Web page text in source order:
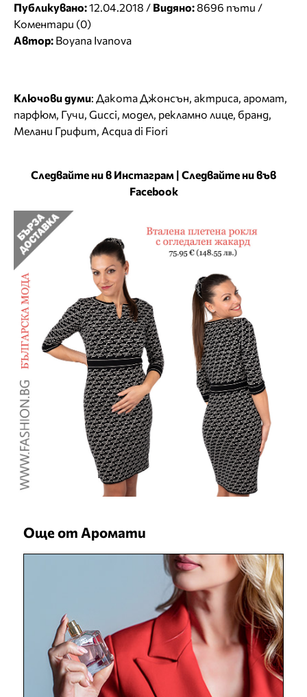
Публикувано:12.04.2018 / Видяно:8696 пъти /
Коментари (0)
Автор: Boyana Ivanova
Ключови думи: Дакота Джонсън, актриса, аромат,
парфюм, Гучи, Gucci, модел, рекламно лице, бранд,
Мелани Грифит, Acqua di Fiori
Следвайте ни в Инстаграм | Следвайте ни във
Facebook
Още от Аромати